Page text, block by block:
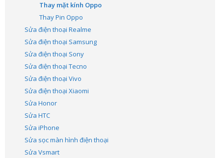
Thay mặt kính Oppo
Thay Pin Oppo
Sửa điện thoại Realme
Sửa điện thoại Samsung
Sửa điện thoại Sony
Sửa điện thoại Tecno
Sửa điện thoại Vivo
Sửa điện thoại Xiaomi
Sửa Honor
Sửa HTC
Sửa iPhone
Sửa sọc màn hình điện thoại
Sửa Vsmart